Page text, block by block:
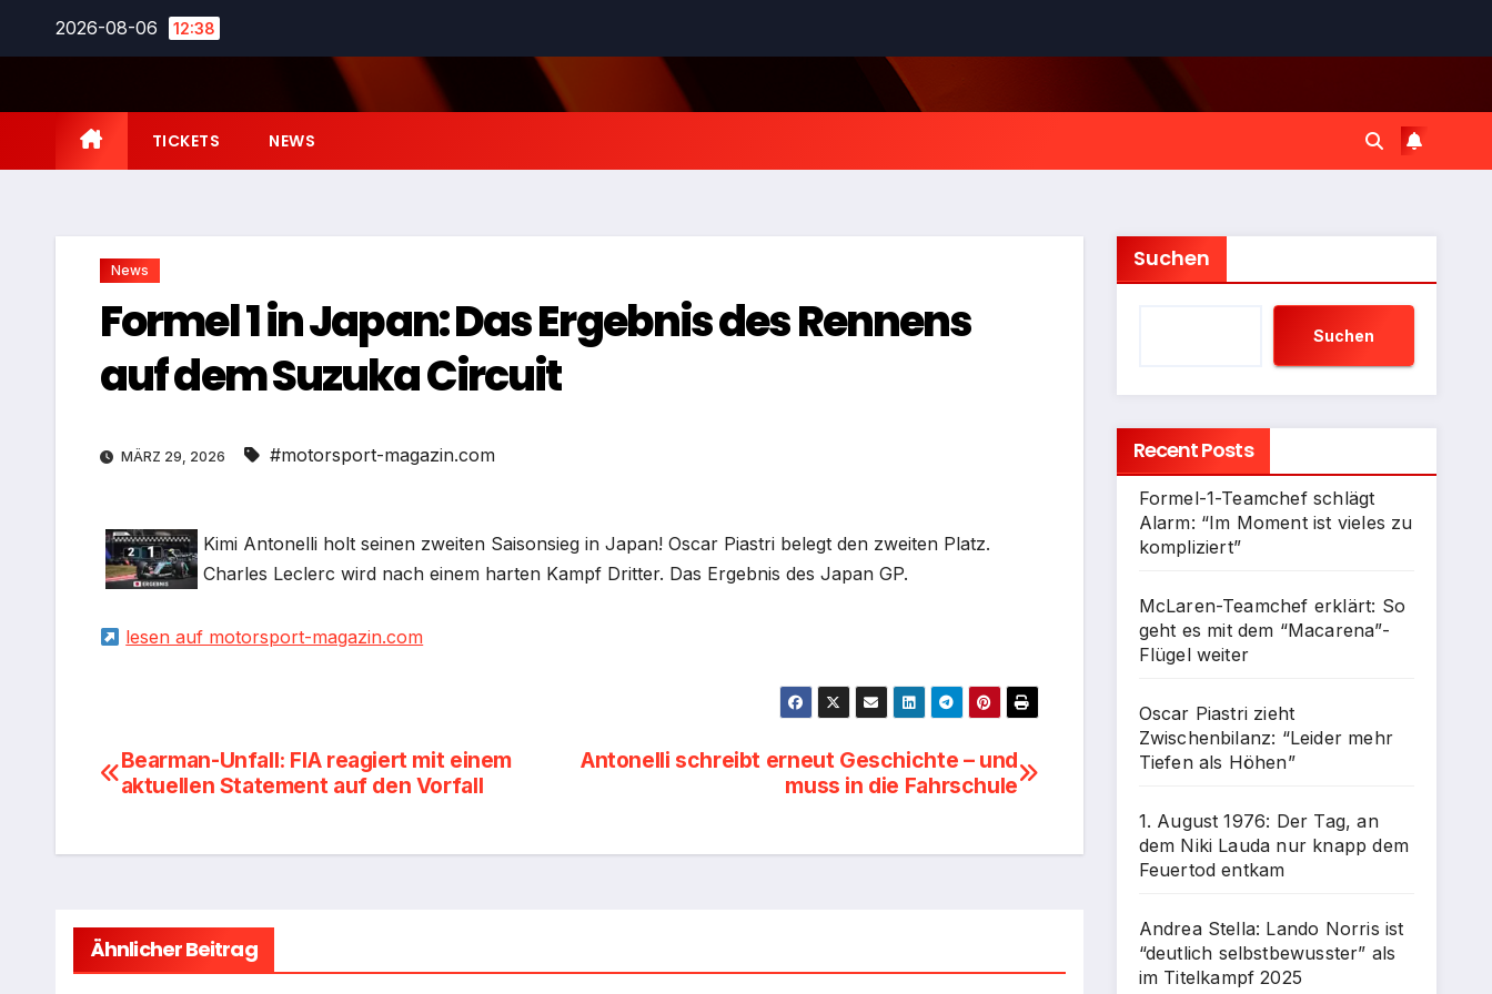
2026-08-06 12:38
TICKETS NEWS
News
Formel 1 in Japan: Das Ergebnis des Rennens
auf dem Suzuka Circuit
MÄRZ 29, 2026 #motorsport-magazin.com
Kimi Antonelli holt seinen zweiten Saisonsieg in Japan! Oscar Piastri belegt den zweiten Platz.
Charles Leclerc wird nach einem harten Kampf Dritter. Das Ergebnis des Japan GP.
lesen auf motorsport-magazin.com
Beitragsnavigation
Antonelli schreibt erneut Geschichte – und
muss in die Fahrschule
Bearman-Unfall: FIA reagiert mit einem
aktuellen Statement auf den Vorfall
Ähnlicher Beitrag
Suchen
Suchen
Recent Posts
Formel-1-Teamchef schlägt
Alarm: “Im Moment ist vieles zu
kompliziert”
McLaren-Teamchef erklärt: So
geht es mit dem “Macarena”-
Flügel weiter
Oscar Piastri zieht
Zwischenbilanz: “Leider mehr
Tiefen als Höhen”
1. August 1976: Der Tag, an
dem Niki Lauda nur knapp dem
Feuertod entkam
Andrea Stella: Lando Norris ist
“deutlich selbstbewusster” als
im Titelkampf 2025